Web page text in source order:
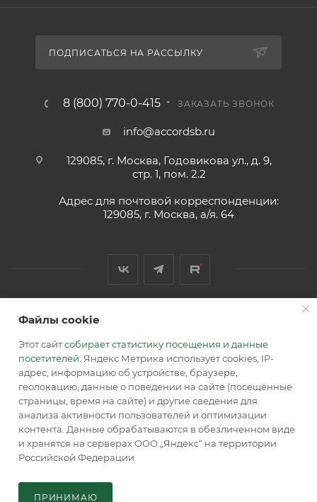
ПОДПИСАТЬСЯ НА РАССЫЛКУ
8 (800) 770-0-415 ЗАКАЗАТЬ ЗВОНОК
info@accordsb.ru
129085, г. Москва, Годовикова ул., д. 9,
стр. 1, пом. 2.2
Адрес для почтовой корреспонденции:
129085, г. Москва, а/я. 64
2026 © Обращаем Ваше внимание на то, что вся
информация, размещенная на сайте, носит
информационный характер и не является публичной
офертой, определяемой положениями Статьи 437 (2) ГК РФ.
Файлы cookie
Этот сайтсобирает статистику посещения и данные
посетителей . Яндекс Метрика использует cookies, IP-
адрес, информацию об устройстве, браузере,
геолокацию, данные о поведении на сайте (посещённые
страницы, время на сайте) и другие сведения для
анализа активности пользователей и оптимизации
контента. Данные обрабатываются в обезличенном виде
и хранятся на серверах ООО „Яндекс“ на территории
Российской Федерации
ПРИНИМАЮ